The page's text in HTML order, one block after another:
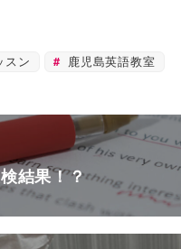
スン 鹿児島英語教室
結果！？